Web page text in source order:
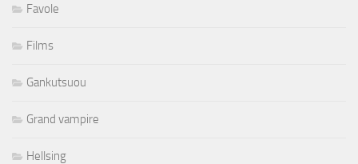
Favole
Films
Gankutsuou
Grand vampire
Hellsing